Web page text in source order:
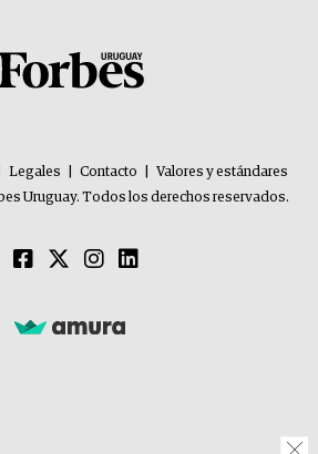
Legales Contacto
Valores y estándares
Uruguay. Todos los derechos reservados.